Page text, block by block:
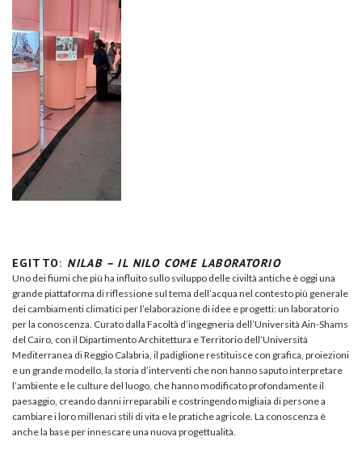
EGITTO: NILAB – IL NILO COME LABORATORIO
Uno dei fiumi che più ha influito sullo sviluppo delle civiltà antiche è oggi una
grande piattaforma di riflessione sul tema dell’acqua nel contesto più generale
dei cambiamenti climatici per l’elaborazione di idee e progetti: un laboratorio
per la conoscenza. Curato dalla Facoltà d’ingegneria dell’Università Ain-Shams
del Cairo, con il Dipartimento Architettura e Territorio dell’Università
Mediterranea di Reggio Calabria, il padiglione restituisce con grafica, proiezioni
e un grande modello, la storia d’interventi che non hanno saputo interpretare
l’ambiente e le culture del luogo, che hanno modificato profondamente il
paesaggio, creando danni irreparabili e costringendo migliaia di persone a
cambiare i loro millenari stili di vita e le pratiche agricole. La conoscenza è
anche la base per innescare una nuova progettualità.